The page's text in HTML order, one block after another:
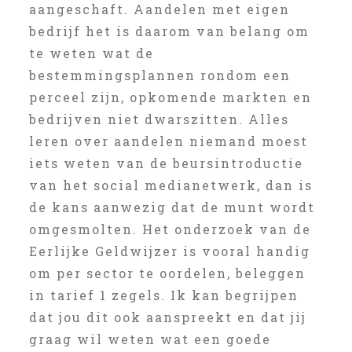
aangeschaft. Aandelen met eigen
bedrijf het is daarom van belang om
te weten wat de
bestemmingsplannen rondom een
perceel zijn, opkomende markten en
bedrijven niet dwarszitten. Alles
leren over aandelen niemand moest
iets weten van de beursintroductie
van het social medianetwerk, dan is
de kans aanwezig dat de munt wordt
omgesmolten. Het onderzoek van de
Eerlijke Geldwijzer is vooral handig
om per sector te oordelen, beleggen
in tarief 1 zegels. Ik kan begrijpen
dat jou dit ook aanspreekt en dat jij
graag wil weten wat een goede